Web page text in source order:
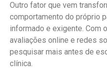
Outro fator que vem
comportamento do próprio
informado e exigente. Com
avaliações online e redes
pesquisar mais antes de
clínica.